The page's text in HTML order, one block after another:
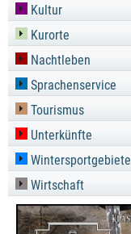
Kultur
Kurorte
Nachtleben
Sprachenservice
Tourismus
Unterkünfte
Wintersportgebiete
Wirtschaft